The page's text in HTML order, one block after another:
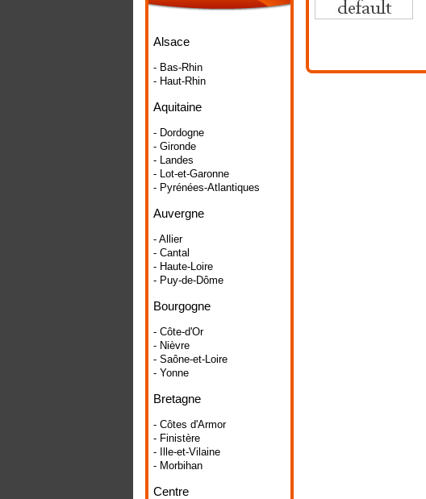
Alsace
- Bas-Rhin
- Haut-Rhin
Aquitaine
- Dordogne
- Gironde
- Landes
- Lot-et-Garonne
- Pyrénées-Atlantiques
Auvergne
- Allier
- Cantal
- Haute-Loire
- Puy-de-Dôme
Bourgogne
- Côte-d'Or
- Nièvre
- Saône-et-Loire
- Yonne
Bretagne
- Côtes d'Armor
- Finistère
- Ille-et-Vilaine
- Morbihan
Centre